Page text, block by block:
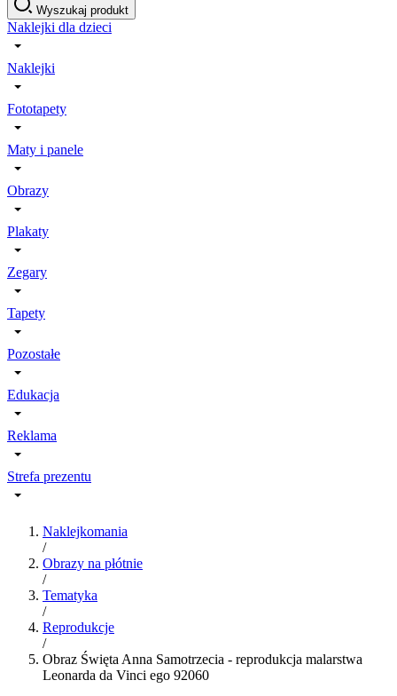
Wyszukaj produkt
Naklejki dla dzieci
Naklejki
Fototapety
Maty i panele
Obrazy
Plakaty
Zegary
Tapety
Pozostałe
Edukacja
Reklama
Strefa prezentu
Naklejkomania
/
Obrazy na płótnie
/
Tematyka
/
Reprodukcje
/
Obraz Święta Anna Samotrzecia - reprodukcja malarstwa
Leonarda da Vinci ego 92060